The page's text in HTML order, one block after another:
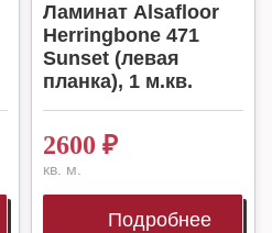
Ламинат Alsafloor
Herringbone 471
Sunset (левая
планка), 1 м.кв.
2600 ₽
кв. м.
Подробнее